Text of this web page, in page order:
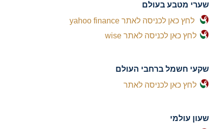
שערי מטבע בעולם
לחץ כאן לכניסה לאתר yahoo finance
לחץ כאן לכניסה לאתר wise
שקעי חשמל ברחבי העולם
לחץ כאן לכניסה לאתר
שעון עולמי